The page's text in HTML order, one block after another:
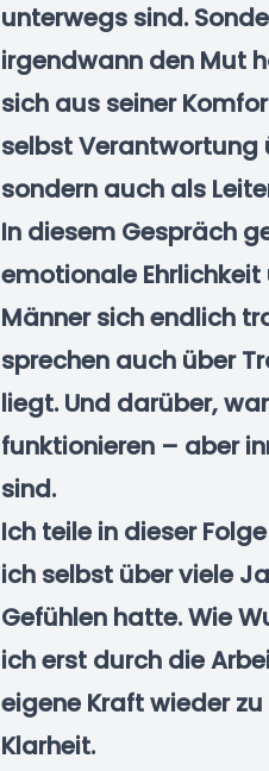
unterwegs sind.
irgendwann den Mut
sich aus seiner
selbst Verantwortung
sondern auch als
In diesem Gespräch
emotionale
Männer sich endlich
sprechen auch über
liegt. Und darüber,
funktionieren – aber
sind.
Ich teile in dieser
ich selbst über viele
Gefühlen hatte. Wie
ich erst durch die
eigene Kraft wieder
Klarheit.